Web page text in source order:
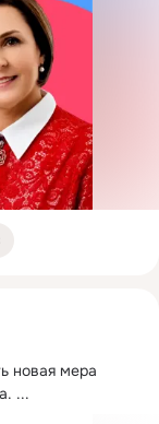
новая мера
...